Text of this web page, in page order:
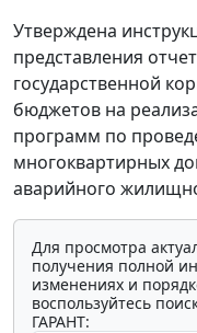
Утверждена
представления
государственной
бюджетов на
программ по
многоквартирных
аварийного
Для просмотра
получения полной
изменениях и
воспользуйтесь
ГАРАНТ: